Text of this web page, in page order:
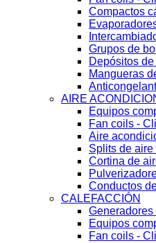
Compactos
Grupos de
Depósitos
Mangueras
AIRE
Equipos
Fan coils -
Aire
Splits de
Cortina de
Conductos
CALEFACCIÓN
Equipos
Fan coils -